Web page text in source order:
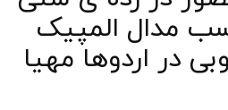
مدال المپیک
در اردوها مهیا